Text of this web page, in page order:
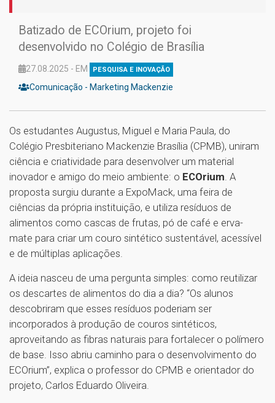
Batizado de ECOrium, projeto foi
desenvolvido no Colégio de Brasília
27.08.2025 - EM PESQUISA E INOVAÇÃO
Comunicação - Marketing Mackenzie
Os estudantes Augustus, Miguel e Maria Paula, do
Colégio Presbiteriano Mackenzie Brasília (CPMB), uniram
ciência e criatividade para desenvolver um material
inovador e amigo do meio ambiente: o ECOrium. A
proposta surgiu durante a ExpoMack, uma feira de
ciências da própria instituição, e utiliza resíduos de
alimentos como cascas de frutas, pó de café e erva-
mate para criar um couro sintético sustentável, acessível
e de múltiplas aplicações.
A ideia nasceu de uma pergunta simples: como reutilizar
os descartes de alimentos do dia a dia? “Os alunos
descobriram que esses resíduos poderiam ser
incorporados à produção de couros sintéticos,
aproveitando as fibras naturais para fortalecer o polímero
de base. Isso abriu caminho para o desenvolvimento do
ECOrium”, explica o professor do CPMB e orientador do
projeto, Carlos Eduardo Oliveira.